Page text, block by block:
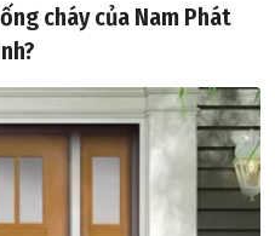
cháy của Nam Phát